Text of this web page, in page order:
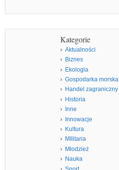
Kategorie
Aktualności
Biznes
Ekologia
Gospodarka morska
Handel zagraniczny
Historia
Inne
Innowacje
Kultura
MIlitaria
Młodzież
Nauka